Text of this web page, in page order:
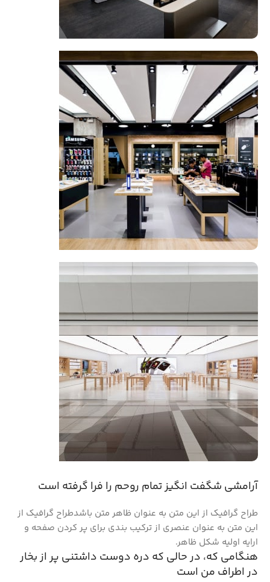
فروشگاه لوازم خانگی
مشاهده فروشگاه
فروشگاه لوازم خانگی
فروشگاه لوازم خانگی
مشاهده فروشگاه
آرامشی شگفت انگیز تمام روحم را فرا گرفته است
طراح گرافیک از این متن به عنوان ظاهر متن باشدطراح گرافیک از
این متن به عنوان عنصری از ترکیب بندی برای پر کردن صفحه و
ارایه اولیه شکل ظاهر.
هنگامی که، در حالی که دره دوست داشتنی پر از بخار
در اطراف من است